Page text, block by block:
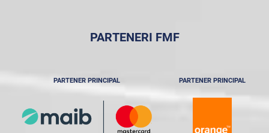
PARTENERI FMF
PARTENER PRINCIPAL PARTENER PRINCIPAL